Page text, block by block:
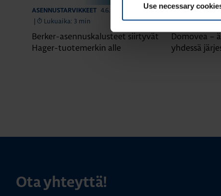
Use necessary
ASENNUSTARVIKKEET
4.6.2026
|
Lukuaika: 3 min
Berker-asennuskalusteet siirtyvät
Hager-tuotemerkin alle
|
Lukuaika: 4
Domovea –
yhdessä
Ota yhteyttä!